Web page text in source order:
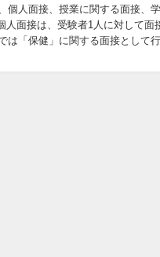
個人面接、授業に関する面接、
は「保健」に関する面接として